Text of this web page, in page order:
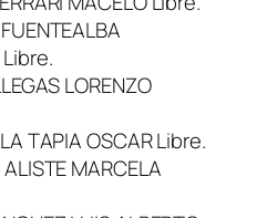
Libre.
LORENZO
TAPIA OSCAR Libre.
MARCELA